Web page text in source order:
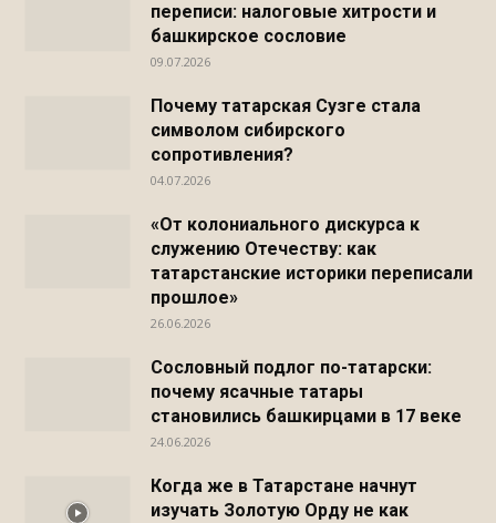
переписи: налоговые хитрости и
башкирское сословие
09.07.2026
Почему татарская Сузге стала
символом сибирского
сопротивления?
04.07.2026
«От колониального дискурса к
служению Отечеству: как
татарстанские историки переписали
прошлое»
26.06.2026
Сословный подлог по-татарски:
почему ясачные татары
становились башкирцами в 17 веке
24.06.2026
Когда же в Татарстане начнут
изучать Золотую Орду не как